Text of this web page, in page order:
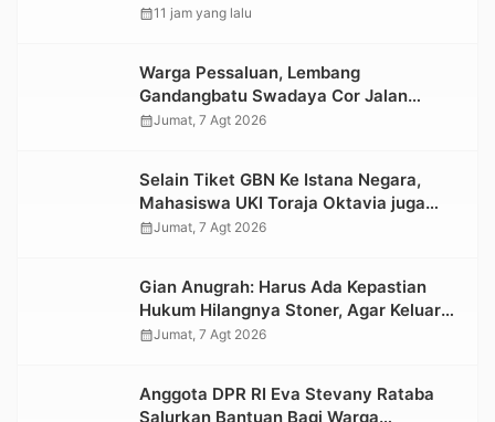
yang Rusak Kawasan Hutan
calendar_month11 jam yang lalu
Warga Pessaluan, Lembang
Gandangbatu Swadaya Cor Jalan
Kabupaten
calendar_monthJumat, 7 Agt 2026
Selain Tiket GBN Ke Istana Negara,
Mahasiswa UKI Toraja Oktavia juga
Lolos ke Pekan Seni Mahasiswa
calendar_monthJumat, 7 Agt 2026
Gian Anugrah: Harus Ada Kepastian
Hukum Hilangnya Stoner, Agar Keluarga
tidak Larut dalam Trauma dan
calendar_monthJumat, 7 Agt 2026
Anggota DPR RI Eva Stevany Rataba
Salurkan Bantuan Bagi Warga